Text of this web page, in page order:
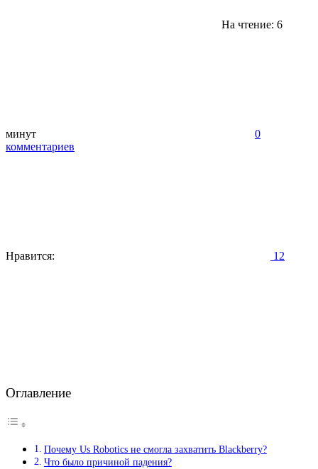
На чтение: 6
минут
0
комментариев
Нравится: 12
Оглавление
Почему Us Robotics не смогла захватить Blackberry?
Что было причиной падения?